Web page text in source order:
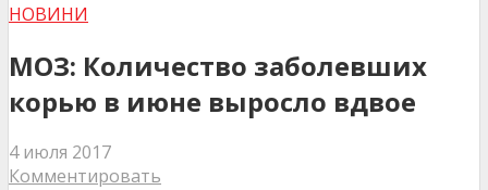
НОВИНИ
МОЗ: Количество заболевших
корью в июне выросло вдвое
4 июля 2017
Комментировать